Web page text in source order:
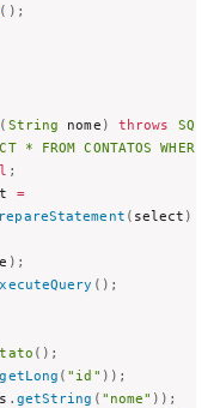
( ) ;
( String nome ) throws
* FROM CONTATOS
;
=
( select )
) ;
( ) ;
( ) ;
getLong ( "id" ) ) ;
. getString ( "nome" ) ) ;